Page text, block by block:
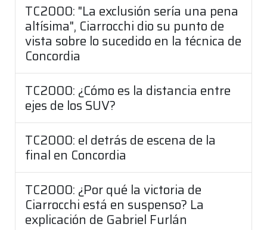
TC2000: "La exclusión sería una pena
altísima", Ciarrocchi dio su punto de
vista sobre lo sucedido en la técnica de
Concordia
TC2000: ¿Cómo es la distancia entre
ejes de los SUV?
TC2000: el detrás de escena de la
final en Concordia
TC2000: ¿Por qué la victoria de
Ciarrocchi está en suspenso? La
explicación de Gabriel Furlán